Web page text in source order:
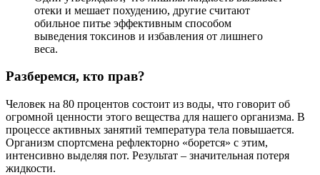
отеки и мешает похудению, другие считают
обильное питье эффективным способом
выведения токсинов и избавления от лишнего
веса.
Разберемся, кто прав?
Человек на 80 процентов состоит из воды, что говорит об
огромной ценности этого вещества для нашего организма. В
процессе активных занятий температура тела повышается.
Организм спортсмена рефлекторно «борется» с этим,
интенсивно выделяя пот. Результат – значительная потеря
жидкости.